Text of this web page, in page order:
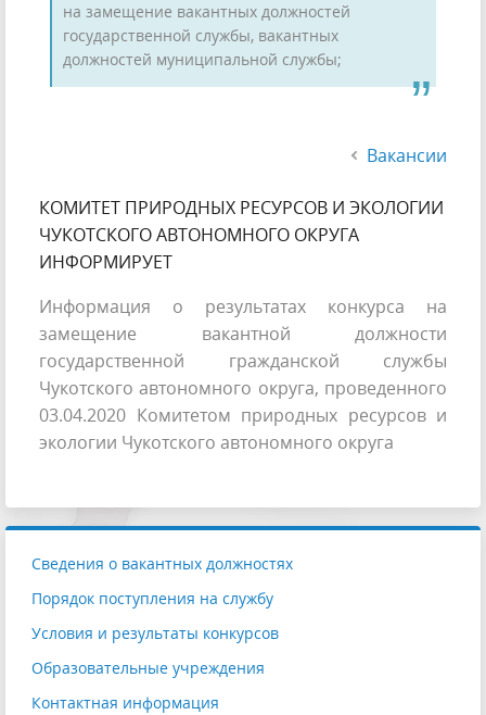
на замещение вакантных должностей
государственной службы, вакантных
должностей муниципальной службы;
Вакансии
КОМИТЕТ ПРИРОДНЫХ РЕСУРСОВ И ЭКОЛОГИИ
ЧУКОТСКОГО АВТОНОМНОГО ОКРУГА
ИНФОРМИРУЕТ
Информация о результатах конкурса на
замещение вакантной должности
государственной гражданской службы
Чукотского автономного округа, проведенного
03.04.2020 Комитетом природных ресурсов и
экологии Чукотского автономного округа
Сведения о вакантных должностях
Порядок поступления на службу
Условия и результаты конкурсов
Образовательные учреждения
Контактная информация